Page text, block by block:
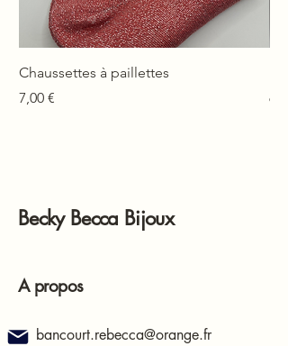
Chaussettes à paillettes
Prix
7,00 €
Prix
Becky Becca Bijoux
A propos
bancourt.rebecca@orange.fr